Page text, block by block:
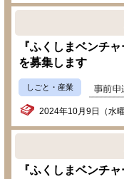
『ふくしまベンチ
を募集します
しごと・産業
2024年10月9日（水
『ふくしまベンチ